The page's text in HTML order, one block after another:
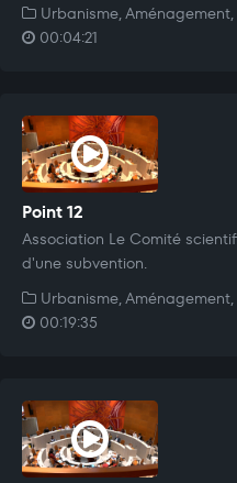
Urbanisme,
00:04:21
Point 12
Association Le Comité
d'une subvention.
Urbanisme,
00:19:35